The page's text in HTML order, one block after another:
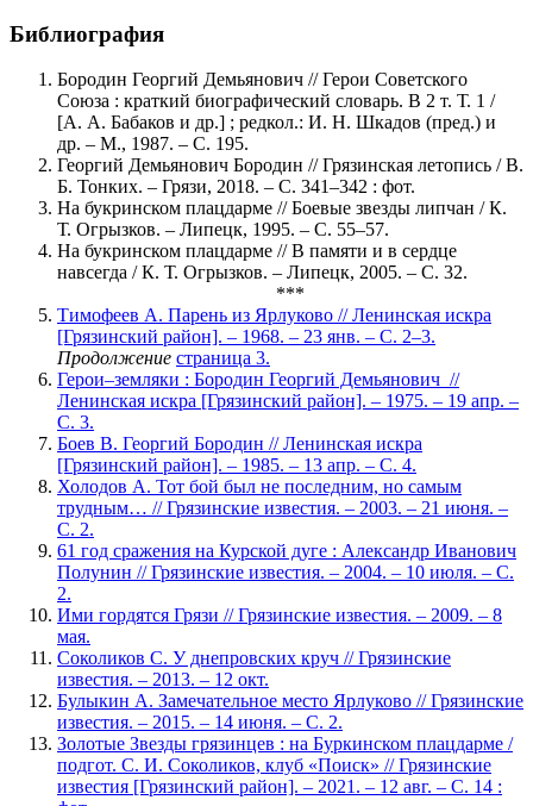
Библиография
Бородин Георгий Демьянович // Герои Советского
Союза : краткий биографический словарь. В 2 т. Т. 1 /
[А. А. Бабаков и др.] ; редкол.: И. Н. Шкадов (пред.) и
др. – М., 1987. – С. 195.
Георгий Демьянович Бородин // Грязинская летопись / В.
Б. Тонких. – Грязи, 2018. – С. 341–342 : фот.
На букринском плацдарме // Боевые звезды липчан / К.
Т. Огрызков. – Липецк, 1995. – С. 55–57.
На букринском плацдарме // В памяти и в сердце
навсегда / К. Т. Огрызков. – Липецк, 2005. – С. 32.
***
Тимофеев А. Парень из Ярлуково // Ленинская искра
[Грязинский район]. – 1968. – 23 янв. – С. 2–3.
Продолжение страница 3.
Герои–земляки : Бородин Георгий Демьянович //
Ленинская искра [Грязинский район]. – 1975. – 19 апр. –
С. 3.
Боев В. Георгий Бородин // Ленинская искра
[Грязинский район]. – 1985. – 13 апр. – С. 4.
Холодов А. Тот бой был не последним, но самым
трудным… // Грязинские известия. – 2003. – 21 июня. –
С. 2.
61 год сражения на Курской дуге : Александр Иванович
Полунин // Грязинские известия. – 2004. – 10 июля. – С.
2.
Ими гордятся Грязи // Грязинские известия. – 2009. – 8
мая.
Соколиков С. У днепровских круч // Грязинские
известия. – 2013. – 12 окт.
Булыкин А. Замечательное место Ярлуково // Грязинские
известия. – 2015. – 14 июня. – С. 2.
Золотые Звезды грязинцев : на Буркинском плацдарме /
подгот. С. И. Соколиков, клуб «Поиск» // Грязинские
известия [Грязинский район]. – 2021. – 12 авг. – С. 14 :